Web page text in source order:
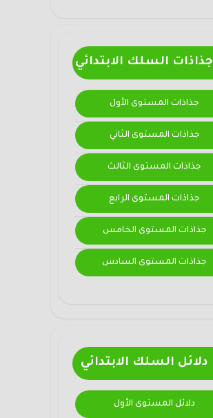
جذاذات السلك الابتدائي
جذاذات المستوى الأول
جذاذات المستوى الثاني
جذاذات المستوى الثالث
جذاذات المستوى الرابع
جذاذات المستوى الخامس
جذاذات المستوى السادس
دلائل السلك الابتدائي
دلائل المستوى الأول